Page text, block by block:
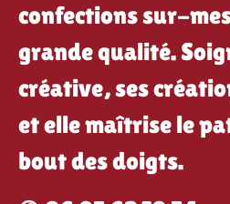
confections sur-
grande qualité.
créative, ses
et elle maîtrise le
bout des doigts.